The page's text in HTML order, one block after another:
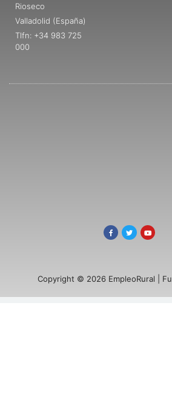
Rioseco
Valladolid (España)
Tlfn: +34 983 725
000
Copyright © 2026 EmpleoRural |